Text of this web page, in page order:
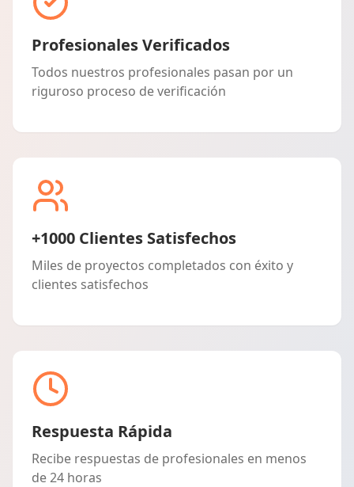
Profesionales Verificados
Todos nuestros profesionales pasan por un
riguroso proceso de verificación
+1000 Clientes Satisfechos
Miles de proyectos completados con éxito y
clientes satisfechos
Respuesta Rápida
Recibe respuestas de profesionales en menos
de 24 horas